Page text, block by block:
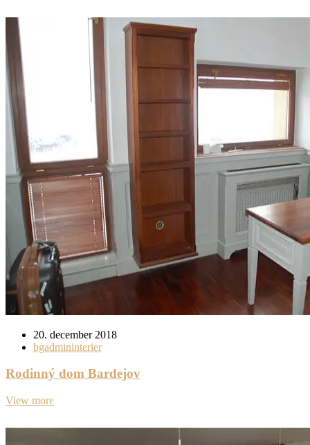
20. december 2018
bgadmininterier
Rodinný dom Bardejov
View more